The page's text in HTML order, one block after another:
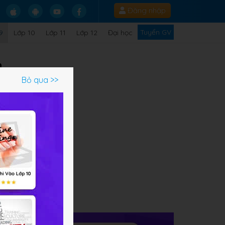
Đăng nhập
Lớp 10 Lớp 11 Lớp 12 Đại học Tuyển GV
Bỏ qua >>